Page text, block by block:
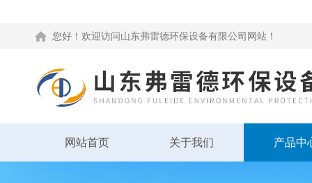
您好！欢迎访问山东弗雷德环保设备有限公司网站！
网站首页 关于我们 产品中